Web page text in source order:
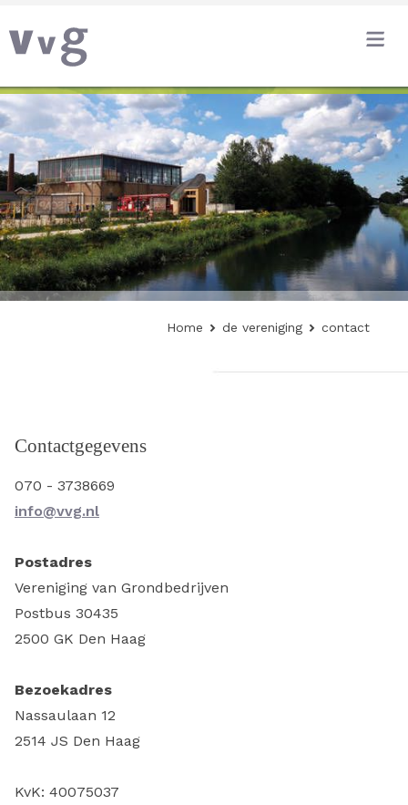
Home de vereniging contact
Contactgegevens
070 - 3738669
info@vvg.nl
Postadres
Vereniging van Grondbedrijven
Postbus 30435
2500 GK Den Haag
Bezoekadres
Nassaulaan 12
2514 JS Den Haag
KvK: 40075037